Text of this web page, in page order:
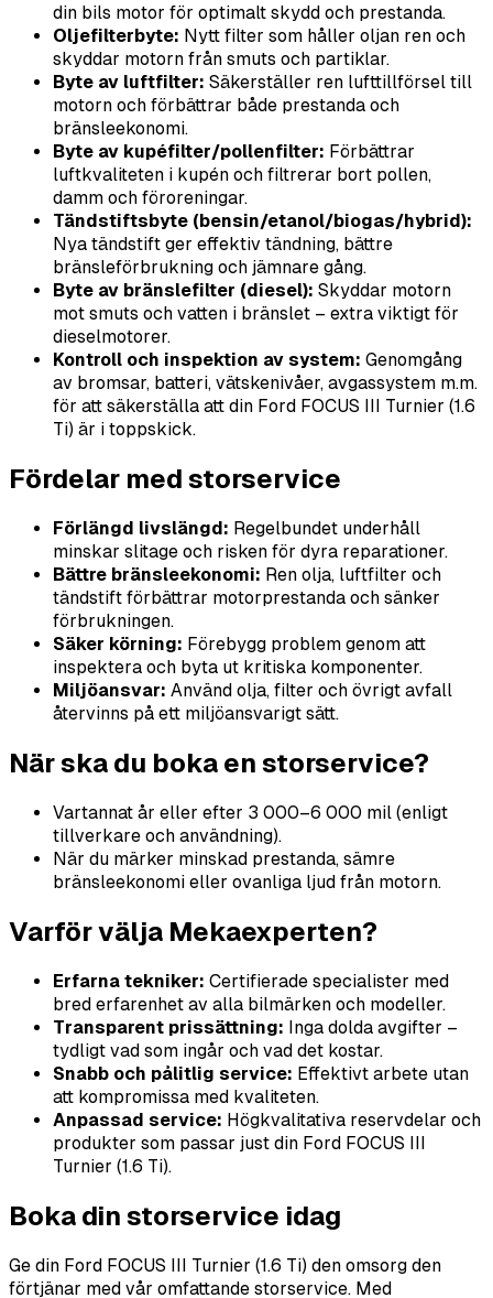
din bils motor för optimalt skydd och prestanda.
Oljefilterbyte: Nytt filter som håller oljan ren och
skyddar motorn från smuts och partiklar.
Byte av luftfilter: Säkerställer ren lufttillförsel till
motorn och förbättrar både prestanda och
bränsleekonomi.
Byte av kupéfilter/pollenfilter: Förbättrar
luftkvaliteten i kupén och filtrerar bort pollen,
damm och föroreningar.
Tändstiftsbyte (bensin/etanol/biogas/hybrid):
Nya tändstift ger effektiv tändning, bättre
bränsleförbrukning och jämnare gång.
Byte av bränslefilter (diesel): Skyddar motorn
mot smuts och vatten i bränslet – extra viktigt för
dieselmotorer.
Kontroll och inspektion av system: Genomgång
av bromsar, batteri, vätskenivåer, avgassystem m.m.
för att säkerställa att din Ford FOCUS III Turnier (1.6
Ti) är i toppskick.
Fördelar med storservice
Förlängd livslängd: Regelbundet underhåll
minskar slitage och risken för dyra reparationer.
Bättre bränsleekonomi: Ren olja, luftfilter och
tändstift förbättrar motorprestanda och sänker
förbrukningen.
Säker körning: Förebygg problem genom att
inspektera och byta ut kritiska komponenter.
Miljöansvar: Använd olja, filter och övrigt avfall
återvinns på ett miljöansvarigt sätt.
När ska du boka en storservice?
Vartannat år eller efter 3 000–6 000 mil (enligt
tillverkare och användning).
När du märker minskad prestanda, sämre
bränsleekonomi eller ovanliga ljud från motorn.
Varför välja Mekaexperten?
Erfarna tekniker: Certifierade specialister med
bred erfarenhet av alla bilmärken och modeller.
Transparent prissättning: Inga dolda avgifter –
tydligt vad som ingår och vad det kostar.
Snabb och pålitlig service: Effektivt arbete utan
att kompromissa med kvaliteten.
Anpassad service: Högkvalitativa reservdelar och
produkter som passar just din Ford FOCUS III
Turnier (1.6 Ti).
Boka din storservice idag
Ge din Ford FOCUS III Turnier (1.6 Ti) den omsorg den
förtjänar med vår omfattande storservice. Med